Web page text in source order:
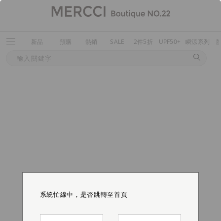
新品 預購 熱銷 SALE 2件5折 UPF50+ 瞬涼系列
系統忙線中，是否跳轉至首頁
系統忙線中，是否跳轉至首頁
系統忙線中，是否跳轉至首頁
系統忙線中，是否跳轉至首頁
系統忙線中，是否跳轉至首頁